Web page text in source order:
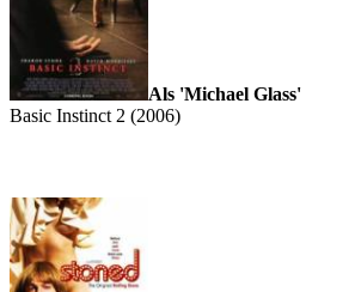
Als 'Michael Glass'
Basic Instinct 2 (2006)